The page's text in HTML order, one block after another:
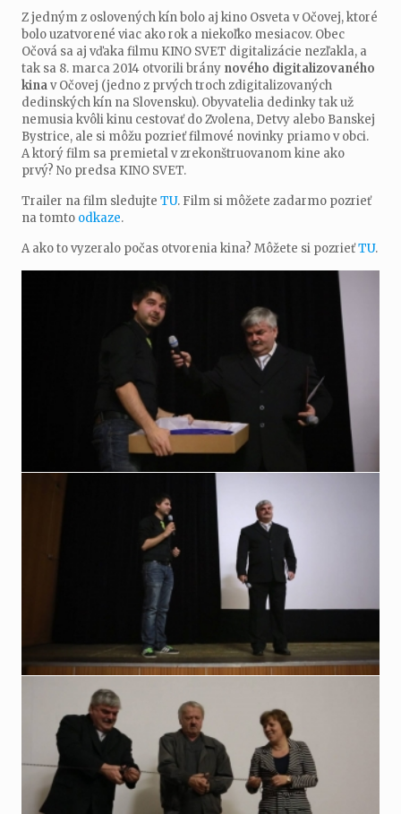
Z jedným z oslovených kín bolo aj kino Osveta v Očovej, ktoré
bolo uzatvorené viac ako rok a niekoľko mesiacov. Obec
Očová sa aj vďaka filmu KINO SVET digitalizácie nezľakla, a
tak sa 8. marca 2014 otvorili brány nového digitalizovaného
kinav Očovej (jedno z prvých troch zdigitalizovaných
dedinských kín na Slovensku). Obyvatelia dedinky tak už
nemusia kvôli kinu cestovať do Zvolena, Detvy alebo Banskej
Bystrice, ale si môžu pozrieť filmové novinky priamo v obci.
A ktorý film sa premietal v zrekonštruovanom kine ako
prvý? No predsa KINO SVET.
Trailer na film sledujteTU. Film si môžete zadarmo pozrieť
na tomto odkaze.
A ako to vyzeralo počas otvorenia kina? Môžete si pozrieťTU.